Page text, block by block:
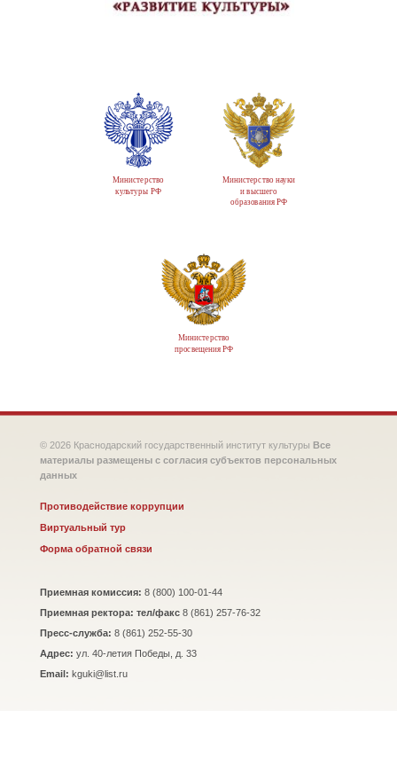
Министерство
культуры РФ
Министерство науки
и высшего
образования РФ
Министерство
просвещения РФ
© 2026 Краснодарский государственный институт культуры Все
материалы размещены с согласия субъектов персональных
данных
Противодействие коррупции
Виртуальный тур
Форма обратной связи
Приемная комиссия: 8 (800) 100-01-44
Приемная ректора: тел/факс 8 (861) 257-76-32
Пресс-служба: 8 (861) 252-55-30
Адрес: ул. 40-летия Победы, д. 33
Email: kguki@list.ru